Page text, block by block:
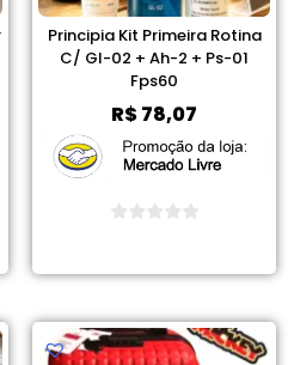
Principia Kit Primeira Rotina
C/ Gl-02 + Ah-2 + Ps-01
Fps60
R$78,07